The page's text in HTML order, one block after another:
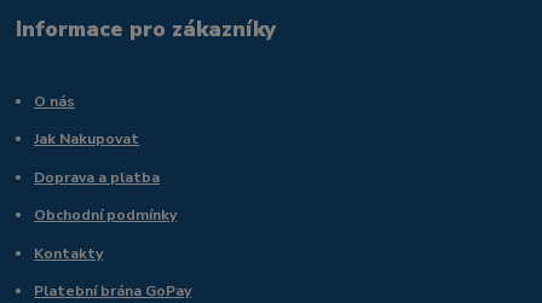
Informace pro zákazníky
O nás
Jak Nakupovat
Doprava a platba
Obchodní podmínky
Kontakty
Platební brána GoPay